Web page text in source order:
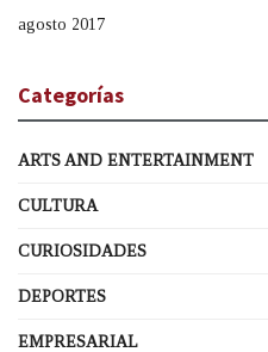
agosto 2017
Categorías
ARTS AND ENTERTAINMENT
CULTURA
CURIOSIDADES
DEPORTES
EMPRESARIAL